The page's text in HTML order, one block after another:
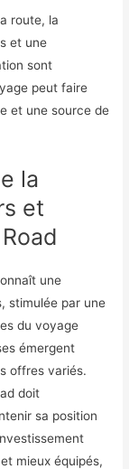
route, la
et une
sont
peut faire
et une source de
la
et
une
stimulée par une
du voyage
émergent
offres variés.
doit
sa position
mieux équipés,